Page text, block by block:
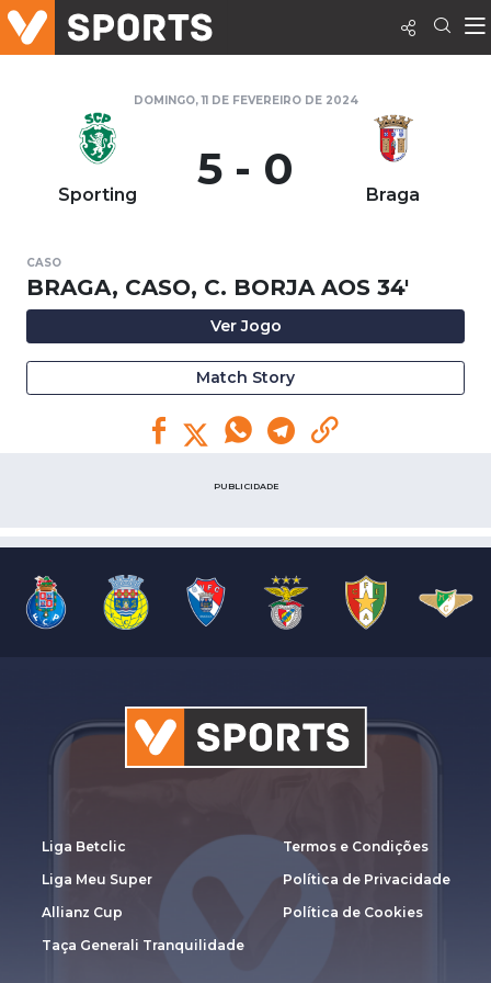
DOMINGO, 11 DE FEVEREIRO DE 2024
Sporting 5 - 0 Braga
CASO
BRAGA, CASO, C. BORJA AOS 34'
Ver Jogo
Match Story
PUBLICIDADE
Liga Betclic
Liga Meu Super
Allianz Cup
Taça Generali Tranquilidade
Termos e Condições
Política de Privacidade
Política de Cookies